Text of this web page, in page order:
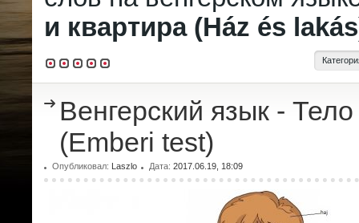
и квартира (Ház és
Венгерский язык -
(Emberi test)
Опубликовал: Laszlo Дата: 2017.06.19, 18:09